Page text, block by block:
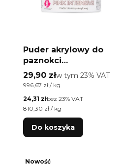
Puder akrylowy do
paznokci
Allepaznokcie Pink
Intensive Acrylic
Cena brutto
29,90 złw tym %s VAT
w tym 23% VAT
Cena jednostkowa brutto
996,67 zł / kg
Cena netto
24,31 złbez 23% VAT
Cena jednostkowa netto
810,30 zł / kg
Do koszyka
Nowość